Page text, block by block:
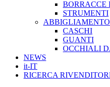
BORRACCE
STRUMENTI
ABBIGLIAMENTO
CASCHI
GUANTI
OCCHIALI
NEWS
it-IT
RICERCA